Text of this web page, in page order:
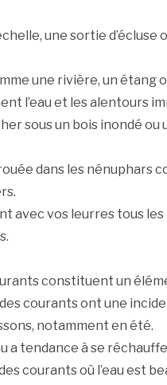
une sortie d’écluse
une rivière, un étang
l’eau et les alentours
sous un bois inondé
dans les nénuphars
avec vos leurres tous
constituent un
courants ont une
notamment en été.
a tendance à se
courants où l’eau est